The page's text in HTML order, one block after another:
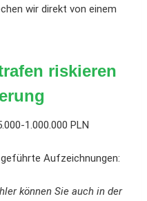
wir direkt von einem
riskieren
1.000.000 PLN
Aufzeichnungen:
können Sie auch in der